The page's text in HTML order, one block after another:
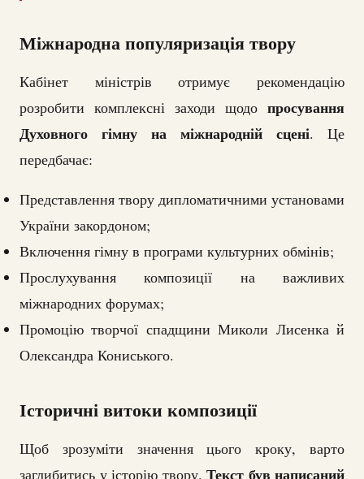
Міжнародна популяризація твору
Кабінет міністрів отримує рекомендацію
розробити комплексні заходи щодо просування
Духовного гімну на міжнародній сцені. Це
передбачає:
Представлення твору дипломатичними установами
України закордоном;
Включення гімну в програми культурних обмінів;
Прослухування композиції на важливих
міжнародних форумах;
Промоцію творчої спадщини Миколи Лисенка й
Олександра Кониського.
Історичні витоки композиції
Щоб зрозуміти значення цього кроку, варто
заглибитись у історію твору. Текст був написаний